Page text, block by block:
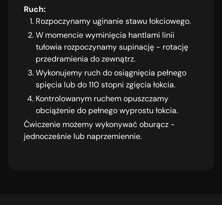
Ruch:
Rozpoczynamy uginanie stawu łokciowego.
W momencie wyminięcia hantlami linii
tułowia rozpoczynamy supinację - rotację
przedramienia do zewnątrz.
Wykonujemy ruch do osiągnięcia pełnego
spięcia lub do 110 stopni zgięcia łokcia.
Kontrolowanym ruchem opuszczamy
obciążenie do pełnego wyprostu łokcia.
Ćwiczenie możemy wykonywać oburącz -
jednocześnie lub naprzemiennie.